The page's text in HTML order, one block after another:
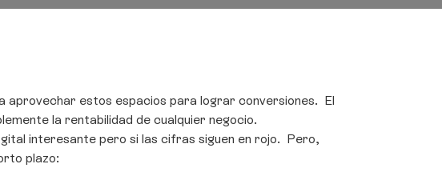
aprovechar estos espacios para lograr conversiones. El
la rentabilidad de cualquier negocio.
interesante pero si las cifras siguen en rojo. Pero,
plazo: